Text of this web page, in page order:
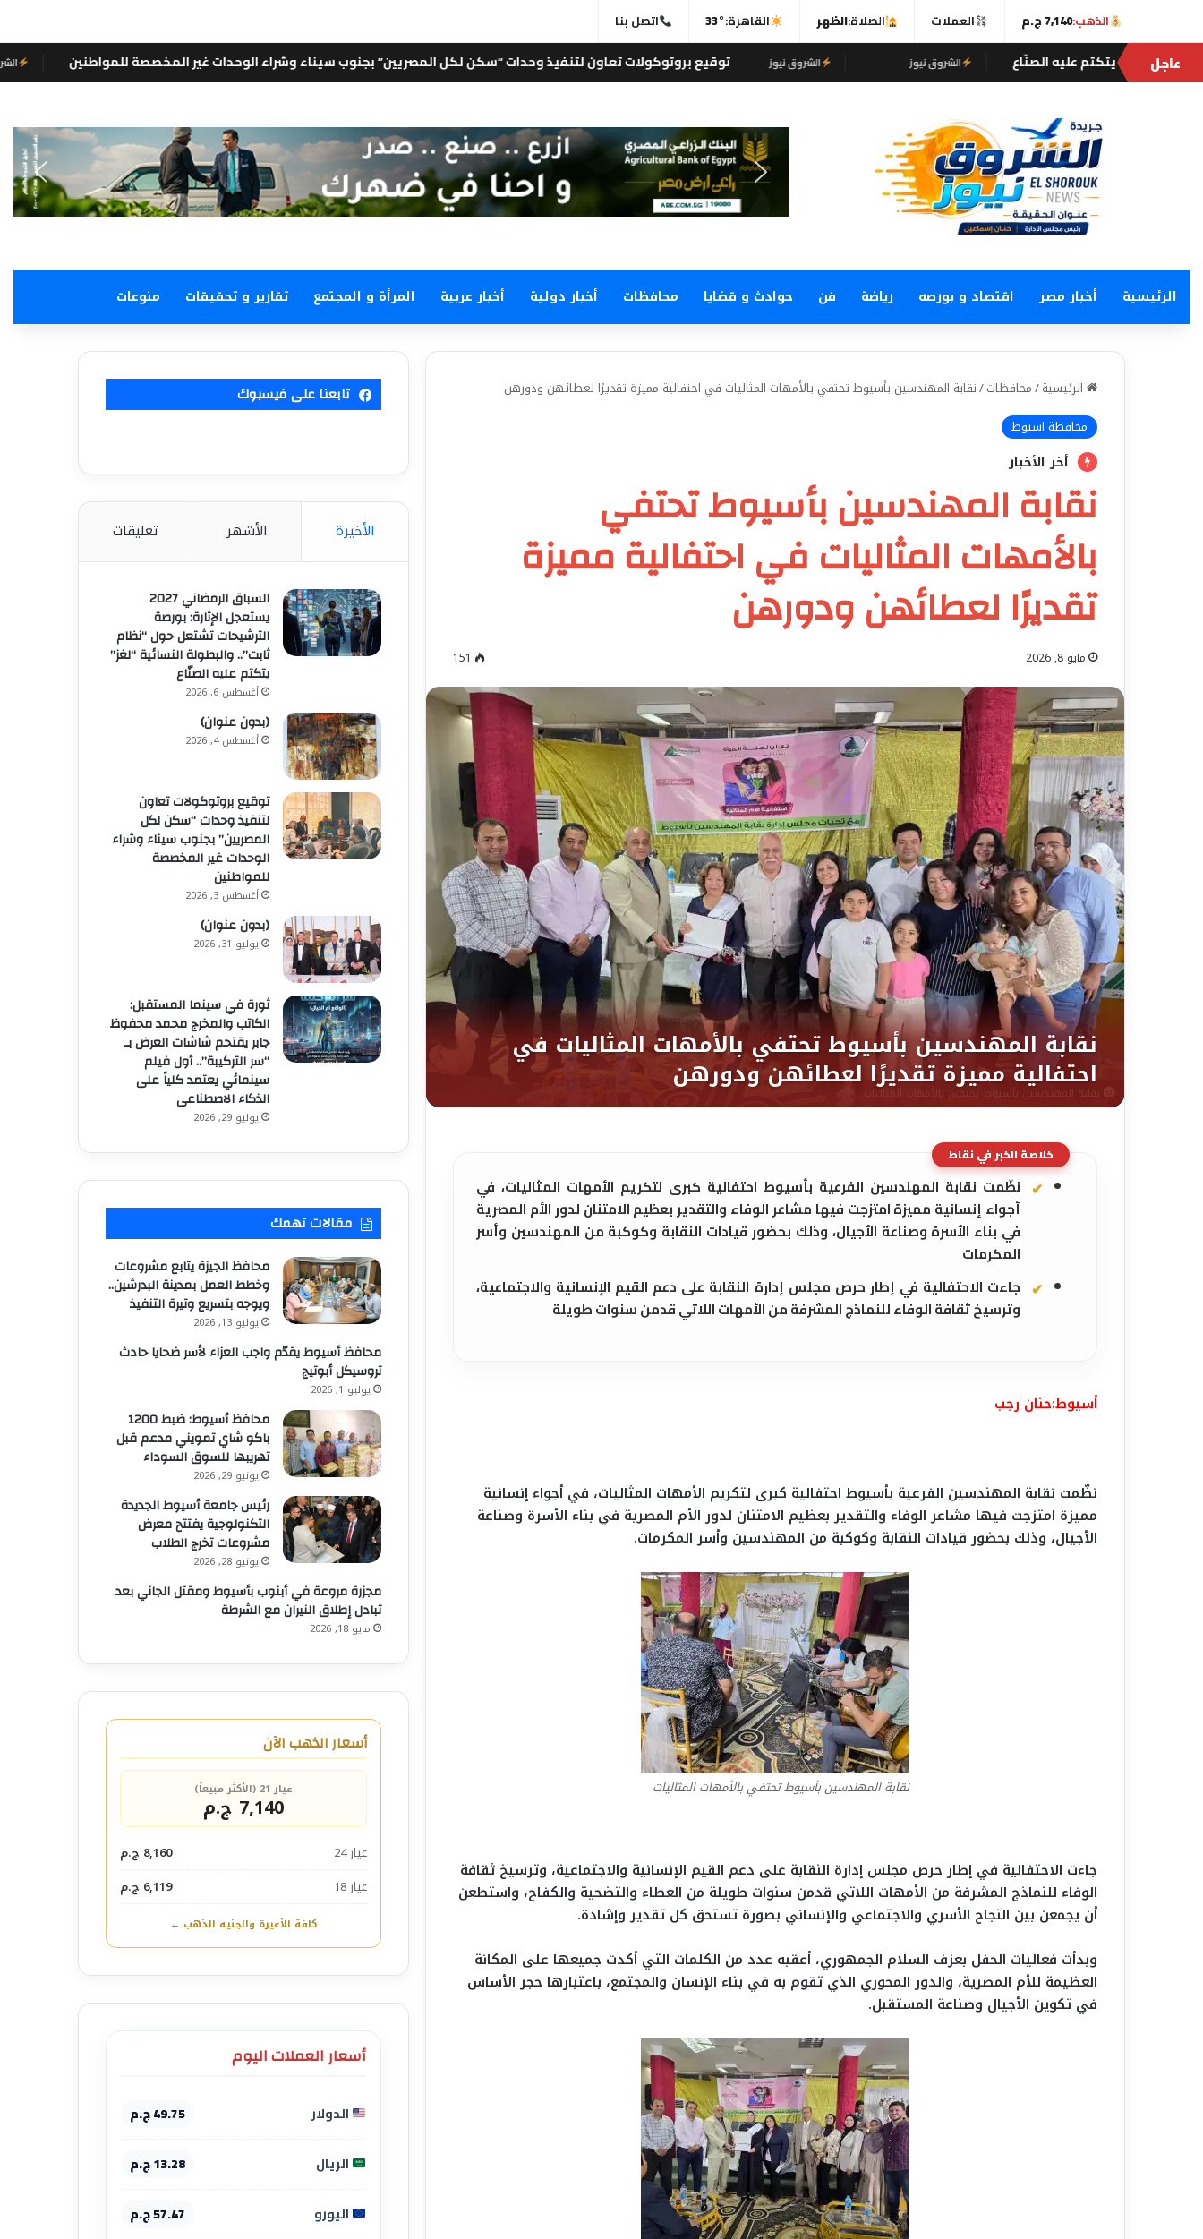
الذهب:7,140 ج.م العملات الصلاة:الظهر القاهرة:33° اتصل بنا
عاجل الشروق نيوز الشروق نيوز توقيع بروتوكولات تعاون لتنفيذ وحدات “سكن لكل المصريين” بجنوب سيناء وشراء الوحدات غير المخصصة للمواطنين الشروق نيوز
الرئيسية أخبار مصر اقتصاد و بورصه رياضة فن حوادث و قضايا محافظات أخبار دولية أخبار عربية المرأة و المجتمع تقارير و تحقيقات منوعات
الرئيسية/محافظات/نقابة المهندسين بأسيوط تحتفي بالأمهات المثاليات في احتفالية مميزة تقديرًا لعطائهن ودورهن
محافظة اسيوط
أخر الأخبار
نقابة المهندسين بأسيوط تحتفي
بالأمهات المثاليات في احتفالية مميزة
تقديرًا لعطائهن ودورهن
مايو 8, 2026 151
نقابة المهندسين بأسيوط تحتفي بالأمهات المثاليات
خلاصة الخبر في نقاط
نظّمت نقابة المهندسين الفرعية بأسيوط احتفالية كبرى لتكريم الأمهات المثاليات، في
أجواء إنسانية مميزة امتزجت فيها مشاعر الوفاء والتقدير بعظيم الامتنان لدور الأم المصرية
في بناء الأسرة وصناعة الأجيال، وذلك بحضور قيادات النقابة وكوكبة من المهندسين وأسر
المكرمات
جاءت الاحتفالية في إطار حرص مجلس إدارة النقابة على دعم القيم الإنسانية والاجتماعية،
وترسيخ ثقافة الوفاء للنماذج المشرفة من الأمهات اللاتي قدمن سنوات طويلة
أسيوط:حنان رجب
نظّمت نقابة المهندسين الفرعية بأسيوط احتفالية كبرى لتكريم الأمهات المثاليات، في أجواء إنسانية
مميزة امتزجت فيها مشاعر الوفاء والتقدير بعظيم الامتنان لدور الأم المصرية في بناء الأسرة وصناعة
الأجيال، وذلك بحضور قيادات النقابة وكوكبة من المهندسين وأسر المكرمات.
نقابة المهندسين بأسيوط تحتفي بالأمهات المثاليات
جاءت الاحتفالية في إطار حرص مجلس إدارة النقابة على دعم القيم الإنسانية والاجتماعية، وترسيخ ثقافة
الوفاء للنماذج المشرفة من الأمهات اللاتي قدمن سنوات طويلة من العطاء والتضحية والكفاح، واستطعن
أن يجمعن بين النجاح الأسري والاجتماعي والإنساني بصورة تستحق كل تقدير وإشادة.
وبدأت فعاليات الحفل بعزف السلام الجمهوري، أعقبه عدد من الكلمات التي أكدت جميعها على المكانة
العظيمة للأم المصرية، والدور المحوري الذي تقوم به في بناء الإنسان والمجتمع، باعتبارها حجر الأساس
في تكوين الأجيال وصناعة المستقبل.
تابعنا على فيسبوك
الأخيرة الأشهر تعليقات
السباق الرمضاني 2027
يستعجل الإثارة: بورصة
الترشيحات تشتعل حول “نظام
ثابت”.. والبطولة النسائية “لغز”
يتكتم عليه الصنّاع
أغسطس 6, 2026
(بدون عنوان)
أغسطس 4, 2026
توقيع بروتوكولات تعاون
لتنفيذ وحدات “سكن لكل
المصريين” بجنوب سيناء وشراء
الوحدات غير المخصصة
للمواطنين
أغسطس 3, 2026
(بدون عنوان)
يوليو 31, 2026
ثورة في سينما المستقبل:
الكاتب والمخرج محمد محفوظ
جابر يقتحم شاشات العرض بـ
“سر التركيبة”.. أول فيلم
سينمائي يعتمد كلياً على
الذكاء الاصطناعى
يوليو 29, 2026
مقالات تهمك
محافظ الجيزة يتابع مشروعات
وخطط العمل بمدينة البدرشين..
ويوجه بتسريع وتيرة التنفيذ
يوليو 13, 2026
محافظ أسيوط يقدّم واجب العزاء لأسر ضحايا حادث
تروسيكل أبوتيج
يوليو 1, 2026
محافظ أسيوط: ضبط 1200
باكو شاي تمويني مدعم قبل
تهريبها للسوق السوداء
يونيو 29, 2026
رئيس جامعة أسيوط الجديدة
التكنولوجية يفتتح معرض
مشروعات تخرج الطلاب
يونيو 28, 2026
مجزرة مروعة في أبنوب بأسيوط ومقتل الجاني بعد
تبادل إطلاق النيران مع الشرطة
مايو 18, 2026
أسعار الذهب الآن
عيار 21 (الأكثر مبيعاً)
7,140 ج.م
عيار 24
8,160 ج.م
عيار 18
6,119 ج.م
كافة الأعيرة والجنيه الذهب ←
أسعار العملات اليوم
الدولار 49.75 ج.م
الريال 13.28 ج.م
اليورو 57.47 ج.م